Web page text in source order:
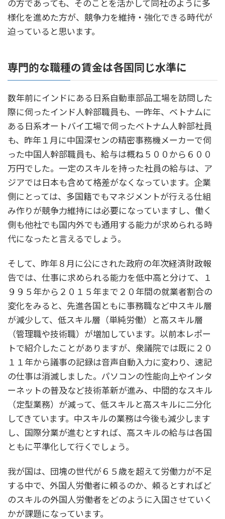
の方であっても、そのことを活かして同社のように多
様化を進めた方が、競争力を維持・強化できる時代が
迫っていると思います。
専門的な職種の賃金は各国同じ水準に
数年前にインドにある日系自動車部品工場を訪問した
際に伺ったインド人幹部職員も、一昨年、ベトナムに
ある日系オートバイ工場で伺ったベトナム人幹部社員
も、昨年１月に中国深センの精密事務機メーカーで伺
った中国人幹部職員も、給与は概ね５００から６００
万円でした。一定のスキルを持った社員の給与は、ア
ジアでは日本も含めて格差がなくなっています。企業
側にとっては、多国籍でもマネジメントが行える仕組
み作りが競争力維持には必要になっていますし、働く
側も他社でも国内外でも通用する能力が求められる時
代になったと言えるでしょう。
そして、昨年８月に公にされた政府の年次経済財政報
告では、仕事に求められる能力を低中高と分けて、１
９９５年から２０１５年まで２０年間の就業者割合の
変化をみると、先進各国ともに事務職など中スキル層
が減少して、低スキル層（単純労働）と高スキル層
（管理職や技術職）が増加しています。以前本レポー
トで紹介したことがありますが、衆議院では既に２０
１１年から議事の記録は音声自動入力に変わり、速記
の仕事は消滅しました。パソコンの性能向上やインタ
ーネットの普及など技術革新が進み、中間的なスキル
（定型業務）が減って、低スキルと高スキルに二分化
してきています。中スキルの業務は今後も減少します
し、国際分業が進むとすれば、高スキルの給与は各国
ともに平準化して行くでしょう。
我が国は、団塊の世代が６５歳を超えて労働力が不足
する中で、外国人労働者に頼るのか、頼るとすればど
のスキルの外国人労働者をどのように入国させていく
かが課題になっています。